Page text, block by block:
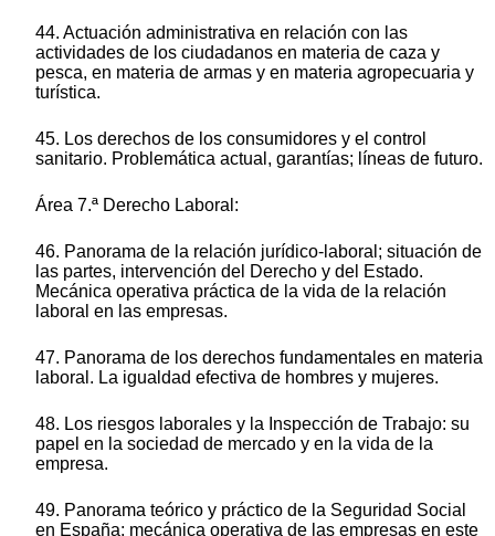
44. Actuación administrativa en relación con las
actividades de los ciudadanos en materia de caza y
pesca, en materia de armas y en materia agropecuaria y
turística.
45. Los derechos de los consumidores y el control
sanitario. Problemática actual, garantías; líneas de futuro.
Área 7.ª Derecho Laboral:
46. Panorama de la relación jurídico-laboral; situación de
las partes, intervención del Derecho y del Estado.
Mecánica operativa práctica de la vida de la relación
laboral en las empresas.
47. Panorama de los derechos fundamentales en materia
laboral. La igualdad efectiva de hombres y mujeres.
48. Los riesgos laborales y la Inspección de Trabajo: su
papel en la sociedad de mercado y en la vida de la
empresa.
49. Panorama teórico y práctico de la Seguridad Social
en España; mecánica operativa de las empresas en este